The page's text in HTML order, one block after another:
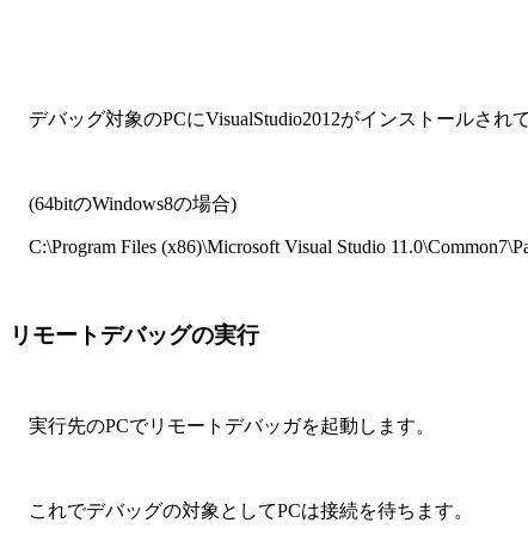
デバッグ対象のPCにVisualStudio2012がインストールされ
(64bitのWindows8の場合)
C:\Program Files (x86)\Microsoft Visual Studio
リモートデバッグの実行
実行先のPCでリモートデバッガを起動します。
これでデバッグの対象としてPCは接続を待ちます。